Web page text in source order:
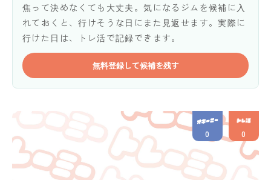
焦って決めなくても大丈夫。気になるジムを候補に入
れておくと、行けそうな日にまた見返せます。実際に
行けた日は、トレ活で記録できます。
無料登録して候補を残す
0 0